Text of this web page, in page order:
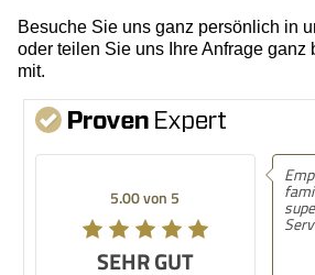
Besuche Sie uns ganz persönlich in
oder teilen Sie uns Ihre Anfrage ganz
mit.
5.00 von 5
SEHR GUT